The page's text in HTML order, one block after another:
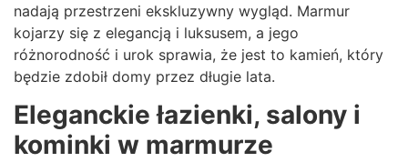
nadają przestrzeni ekskluzywny wygląd. Marmur
kojarzy się z elegancją i luksusem, a jego
różnorodność i urok sprawia, że jest to kamień, który
będzie zdobił domy przez długie lata.
Eleganckie łazienki, salony i
kominki w marmurze